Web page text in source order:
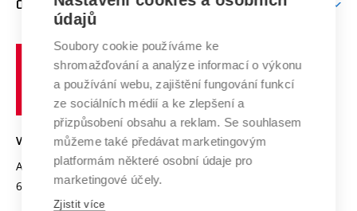
E-přihláška
Doktorské studium
Podpora podnikání
Systém zajišťování kvality výzkumu
Výzkumné infrastruktury
Transfer znalostí
Open Science
Projekty
Projekty ze strukturálních fondů
Specifický výzkum
Zahraniční spolupráce
Spolupráce se školami
Služby univerzity
Mezinárodní dohody
Univerzitní sítě
O UNIVERZITĚ
Profil univerzity
Udržitelná univerzita
Podnikavá univerzita / ContriBUTe
Bezpečná univerzita
Vyznamenání
Organizační struktura
učení
technické
VYSOKÉ UČENÍ TECHNICKÉ V BRNĚ
Antonínská 548/1
602 00 Brno
www.vut.cz
vut@vutbr.cz
údajů
Soubory cookie používáme ke
shromažďování a analýze informací o výkonu
a používání webu, zajištění fungování funkcí
ze sociálních médií a ke zlepšení a
přizpůsobení obsahu a reklam. Se souhlasem
můžeme také předávat marketingovým
platformám některé osobní údaje pro
marketingové účely.
Zjistit více